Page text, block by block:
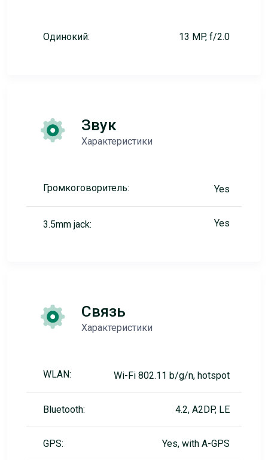
Одинокий: 13 MP, f/2.0
Звук
Характеристики
Громкоговоритель: Yes
3.5mm jack: Yes
Связь
Характеристики
WLAN: Wi-Fi 802.11 b/g/n, hotspot
Bluetooth: 4.2, A2DP, LE
GPS: Yes, with A-GPS